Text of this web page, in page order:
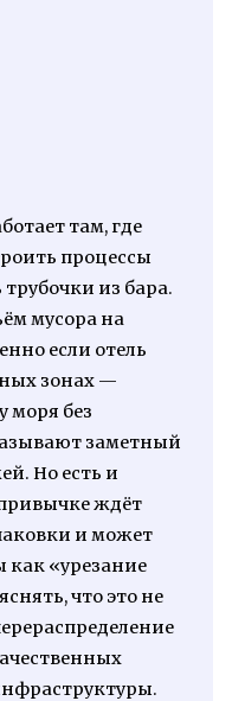
там, где
процессы
трубочки из бара.
мусора на
если отель
зонах —
моря без
заметный
Но есть и
ждёт
и может
как «урезание
что это не